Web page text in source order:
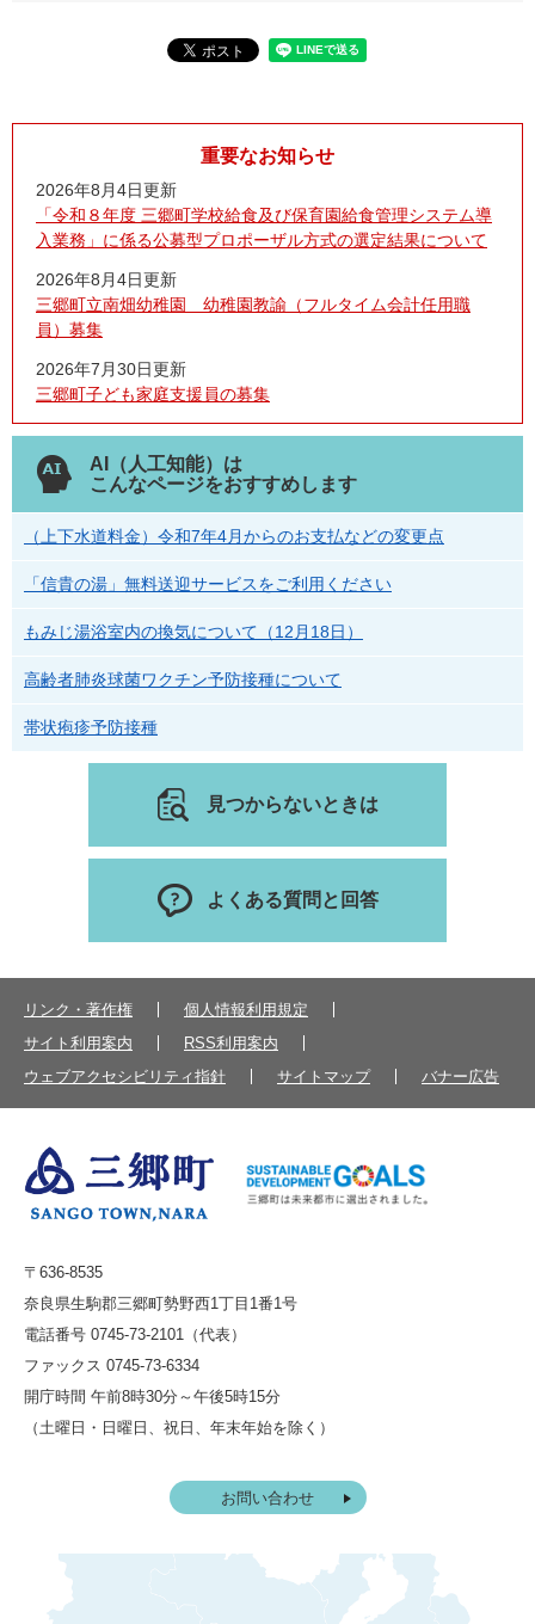
重要なお知らせ
2026年8月4日更新
「令和８年度 三郷町学校給食及び保育園給食管理システム導
入業務」に係る公募型プロポーザル方式の選定結果について
2026年8月4日更新
三郷町立南畑幼稚園 幼稚園教諭（フルタイム会計任用職
員）募集
2026年7月30日更新
三郷町子ども家庭支援員の募集
AI（人工知能）は
こんなページをおすすめします
（上下水道料金）令和7年4月からのお支払などの変更点
「信貴の湯」無料送迎サービスをご利用ください
もみじ湯浴室内の換気について（12月18日）
高齢者肺炎球菌ワクチン予防接種について
帯状疱疹予防接種
見つからないときは
よくある質問と回答
リンク・著作権
個人情報利用規定
サイト利用案内
RSS利用案内
ウェブアクセシビリティ指針
サイトマップ バナー広告
〒636-8535
奈良県生駒郡三郷町勢野西1丁目1番1号
電話番号 0745-73-2101（代表）
ファックス 0745-73-6334
開庁時間 午前8時30分～午後5時15分
（土曜日・日曜日、祝日、年末年始を除く）
お問い合わせ